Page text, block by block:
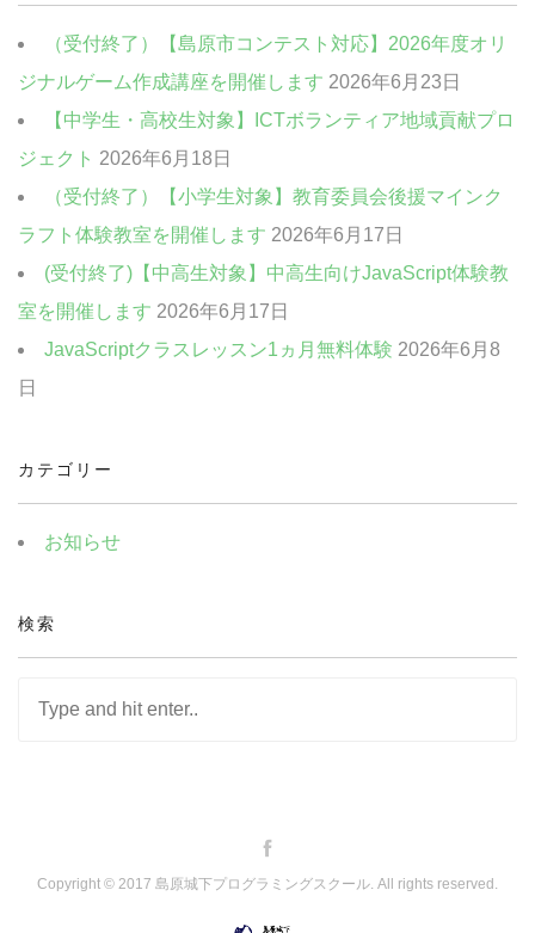
し
ウ
ィ
ド
で
開
ま
す)
ク
て
く
さ
(新
し
ウ
ィ
ン
ド
で
開
ま
す)
（受付終了）【島原市コンテスト対応】2026年度オリ
ジナルゲーム作成講座を開催します 2026年6月23日
【中学生・高校生対象】ICTボランティア地域貢献プロ
ジェクト 2026年6月18日
（受付終了）【小学生対象】教育委員会後援マインク
ラフト体験教室を開催します 2026年6月17日
(受付終了)【中高生対象】中高生向けJavaScript体験教
室を開催します 2026年6月17日
JavaScriptクラスレッスン1ヵ月無料体験 2026年6月8
日
カテゴリー
お知らせ
検索
Copyright © 2017 島原城下プログラミングスクール. All rights reserved.